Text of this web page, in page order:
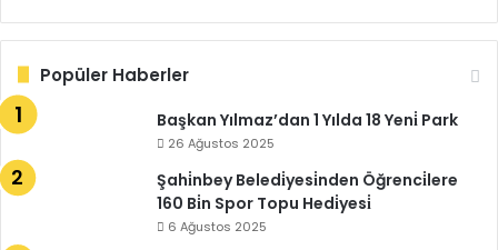
Popüler Haberler
Başkan Yılmaz’dan 1 Yılda 18 Yeni̇ Park
26 Ağustos 2025
Şahi̇nbey Beledi̇yesi̇nden Öğrenci̇lere
160 Bi̇n Spor Topu Hedi̇yesi̇
6 Ağustos 2025